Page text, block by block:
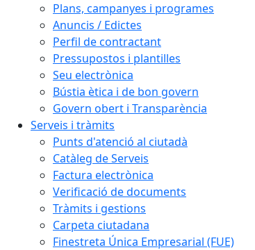
Plans, campanyes i programes
Anuncis / Edictes
Perfil de contractant
Pressupostos i plantilles
Seu electrònica
Bústia ètica i de bon govern
Govern obert i Transparència
Serveis i tràmits
Punts d'atenció al ciutadà
Catàleg de Serveis
Factura electrònica
Verificació de documents
Tràmits i gestions
Carpeta ciutadana
Finestreta Única Empresarial (FUE)